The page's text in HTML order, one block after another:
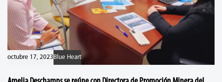
octubre 17, 2023Blue Heart